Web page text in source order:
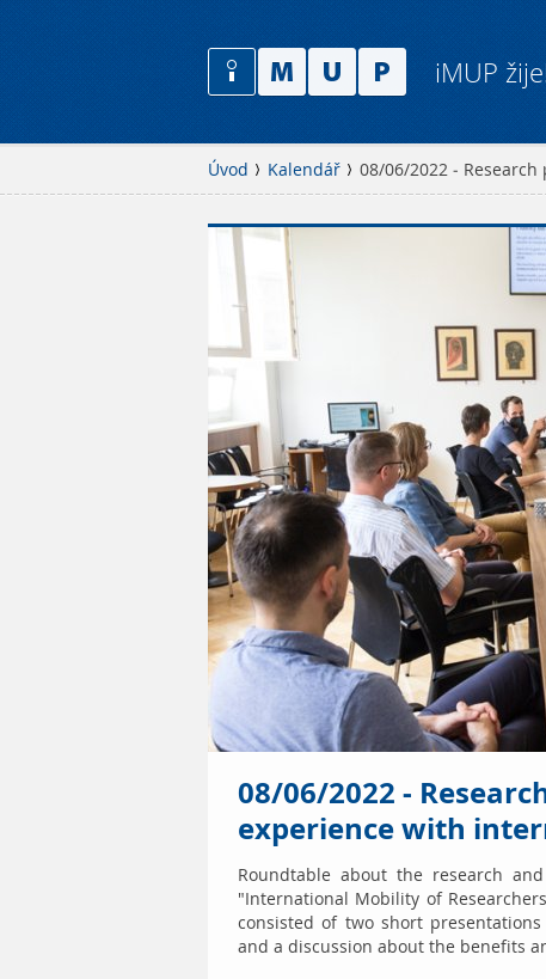
iMUP
Úvod Kalendář 08/06/2022 -
08/06/2022 -
experience with
Roundtable about the research
"International Mobility of
consisted of two short
and a discussion about the benefits